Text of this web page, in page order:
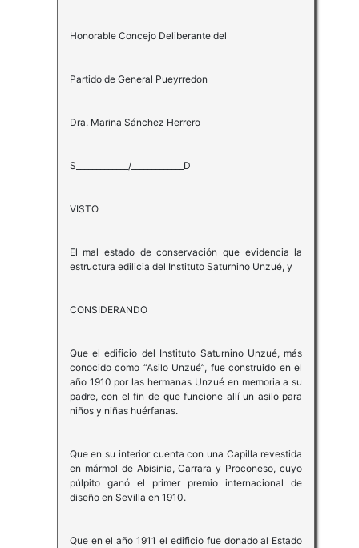
Honorable Concejo Deliberante del
Partido de General Pueyrredon
Dra. Marina Sánchez Herrero
S_____________/_____________D
VISTO
El mal estado de conservación que evidencia la
estructura edilicia del Instituto Saturnino Unzué, y
CONSIDERANDO
Que el edificio del Instituto Saturnino Unzué, más
conocido como “Asilo Unzué”, fue construido en el
año 1910 por las hermanas Unzué en memoria a su
padre, con el fin de que funcione allí un asilo para
niños y niñas huérfanas.
Que en su interior cuenta con una Capilla revestida
en mármol de Abisinia, Carrara y Proconeso, cuyo
púlpito ganó el primer premio internacional de
diseño en Sevilla en 1910.
Que en el año 1911 el edificio fue donado al Estado